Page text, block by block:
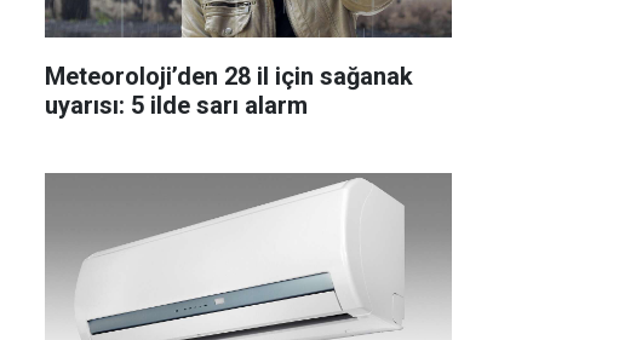
Meteoroloji’den 28 il için sağanak
uyarısı: 5 ilde sarı alarm